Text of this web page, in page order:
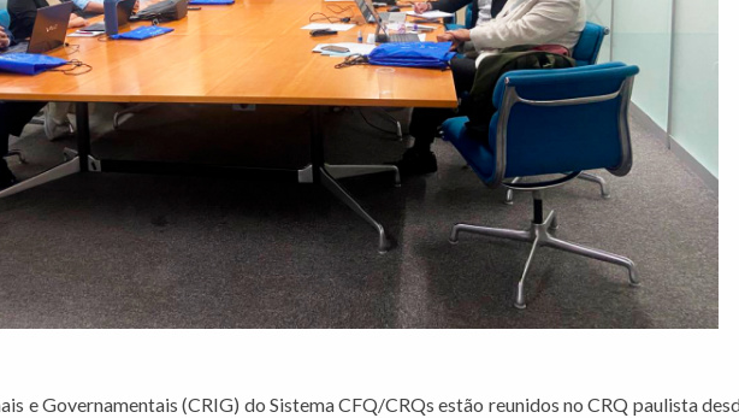
e Governamentais (CRIG) do Sistema CFQ/CRQs estão reunidos no CRQ paulista